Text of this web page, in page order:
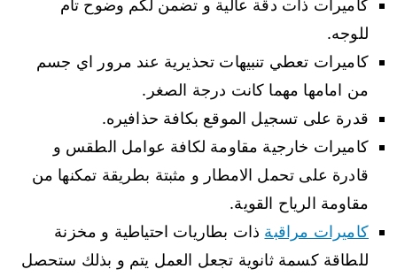
كاميرات ذات دقة عالية و تضمن لكم وضوح تام
للوجه.
كاميرات تعطي تنبيهات تحذيرية عند مرور اي جسم
من امامها مهما كانت درجة الصغر.
قدرة على تسجيل الموقع بكافة حذافيره.
كاميرات خارجية مقاومة لكافة عوامل الطقس و
قادرة على تحمل الامطار و مثبتة بطريقة تمكنها من
مقاومة الرياح القوية.
كاميرات مراقبة ذات بطاريات احتياطية و مخزنة
للطاقة كسمة ثانوية تجعل العمل يتم و بذلك ستحصل